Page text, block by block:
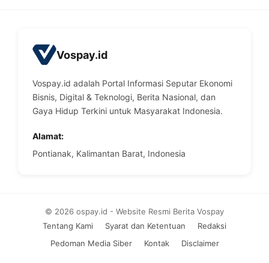
Vospay.id
Vospay.id adalah Portal Informasi Seputar Ekonomi
Bisnis, Digital & Teknologi, Berita Nasional, dan
Gaya Hidup Terkini untuk Masyarakat Indonesia.
Alamat:
Pontianak, Kalimantan Barat, Indonesia
Tentang Kami Syarat dan Ketentuan
Redaksi
Pedoman Media Siber
Kontak Disclaimer
© 2026 ospay.id - Website Resmi Berita Vospay